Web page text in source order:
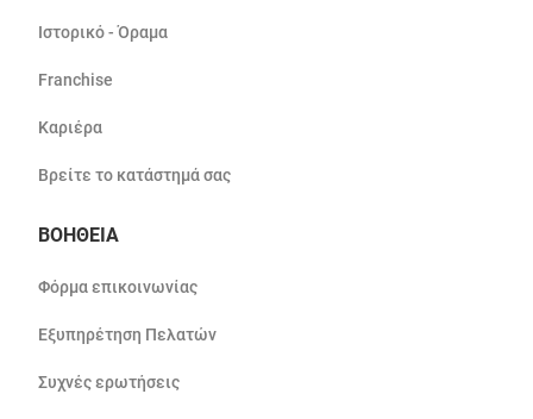
Ιστορικό - Όραμα
Franchise
Καριέρα
Βρείτε το κατάστημά σας
ΒΟΗΘΕΙΑ
Φόρμα επικοινωνίας
Εξυπηρέτηση Πελατών
Συχνές ερωτήσεις